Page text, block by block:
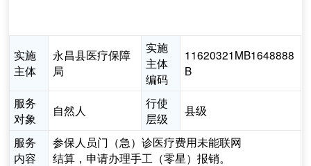
实施
主体
永昌县医疗保障
局
实施
主体
编码
11620321MB1648888
B
服务
对象
自然人
行使
层级
县级
服务
内容
参保人员门（急）诊医疗费用未能联网
结算，申请办理手工（零星）报销。